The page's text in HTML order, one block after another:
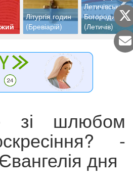
Літургія годин
(Бревіарій)
Летичівської
Богородиці
(Летичів)
зі шлюбом
-
дня